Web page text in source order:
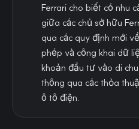
Ferrari cho biết có nhu
giữa các chủ sở hữu
qua các quy định mới
phép và công khai dữ
khoản đầu tư vào di
thông qua các thỏa
ô tô điện.